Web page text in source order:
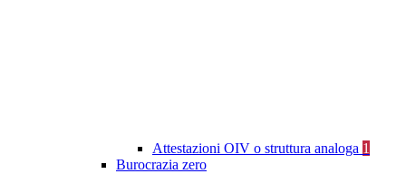
Attestazioni OIV o struttura analoga 1
Burocrazia zero